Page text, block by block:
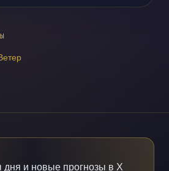
дня и новые прогнозы в X